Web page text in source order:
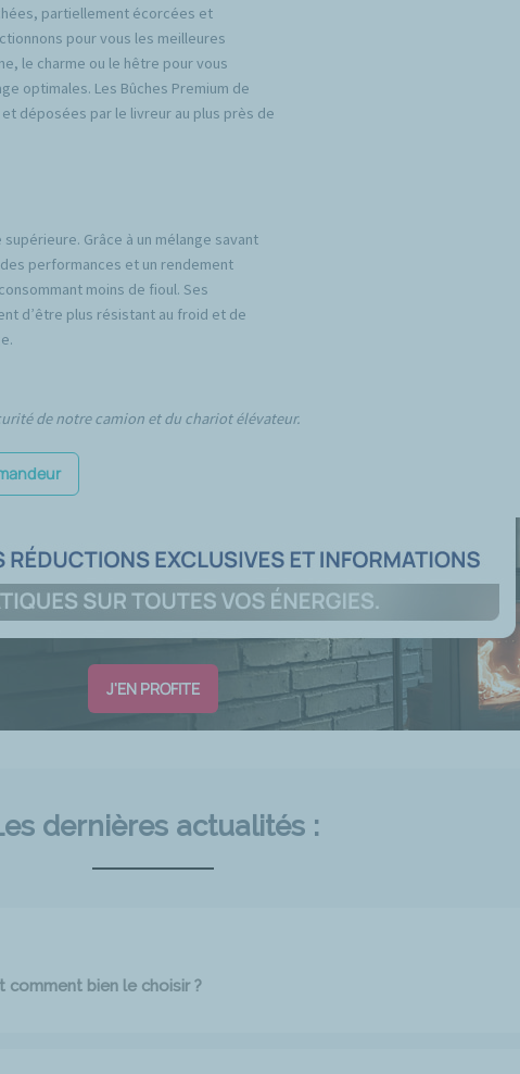
partiellement écorcées et
pour vous les meilleures
le charme ou le hêtre pour vous
optimales. Les Bûches Premium de
déposées par le livreur au plus près de
Grâce à un mélange savant
performances et un rendement
moins de fioul. Ses
d’être plus résistant au froid et de
de notre camion et du chariot élévateur.
J'EN PROFITE
dernières actualités :
comment bien le choisir ?